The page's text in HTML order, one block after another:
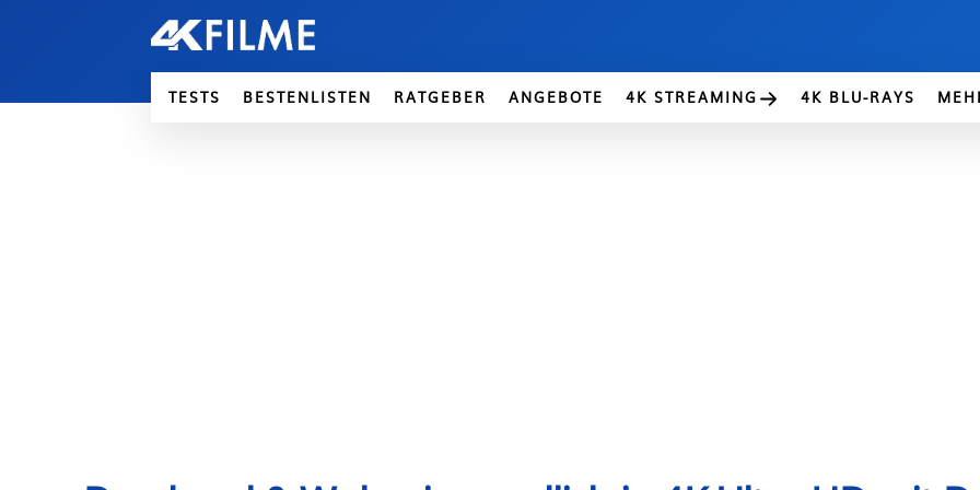
TESTS BESTENLISTEN RATGEBER ANGEBOTE 4K STREAMING 4K BLU-RAYS